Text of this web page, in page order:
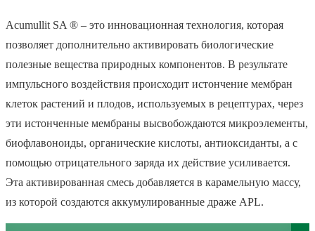
Acumullit SA ® – это инновационная технология, которая
позволяет дополнительно активировать биологические
полезные вещества природных компонентов. В результате
импульсного воздействия происходит истончение мембран
клеток растений и плодов, используемых в рецептурах, через
эти истонченные мембраны высвобождаются микроэлементы,
биофлавоноиды, органические кислоты, антиоксиданты, а с
помощью отрицательного заряда их действие усиливается.
Эта активированная смесь добавляется в карамельную массу,
из которой создаются аккумулированные драже APL.